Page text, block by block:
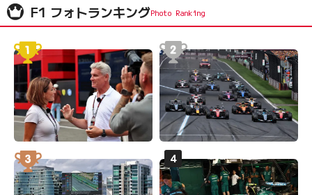
F1 フォトランキング